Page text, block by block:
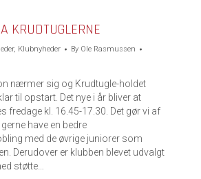
KRUDTUGLERNE
, Klubnyheder By Ole Rasmussen
nærmer sig og Krudtugle-holdet
til opstart. Det nye i år bliver at
fredage kl. 16.45-17.30. Det gør vi af
have en bedre
med de øvrige juniorer som
Derudover er klubben blevet udvalgt
støtte…